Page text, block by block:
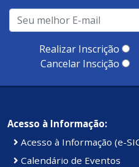
Realizar Inscrição
Cancelar Inscição
Acesso à Informação:
Acesso à Informação (e-
Calendário de Eventos